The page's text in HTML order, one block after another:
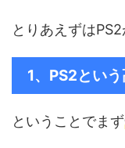
とりあえずは
1、PS2とい
ということでまず